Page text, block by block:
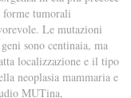
forme tumorali
Le mutazioni
sono centinaia, ma
localizzazione e il tipo
neoplasia mammaria e
MUTina,